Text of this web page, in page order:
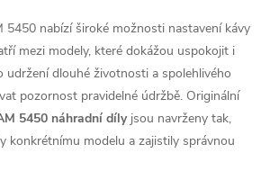
5450 nabízí široké možnosti nastavení kávy
mezi modely, které dokážou uspokojit i
udržení dlouhé životnosti a spolehlivého
pozornost pravidelné údržbě. Originální
5450 náhradní dílyjsou navrženy tak,
konkrétnímu modelu a zajistily správnou